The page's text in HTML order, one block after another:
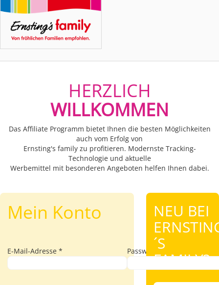
HERZLICH
WILLKOMMEN
Das Affiliate Programm bietet Ihnen die besten Möglichkeiten
auch vom Erfolg von
Ernsting's family zu profitieren. Modernste Tracking-
Technologie und aktuelle
Werbemittel mit besonderen Angeboten helfen Ihnen dabei.
Mein Konto
E-Mail-Adresse * Passwort *
NEU BEI
´S
FAMILY?